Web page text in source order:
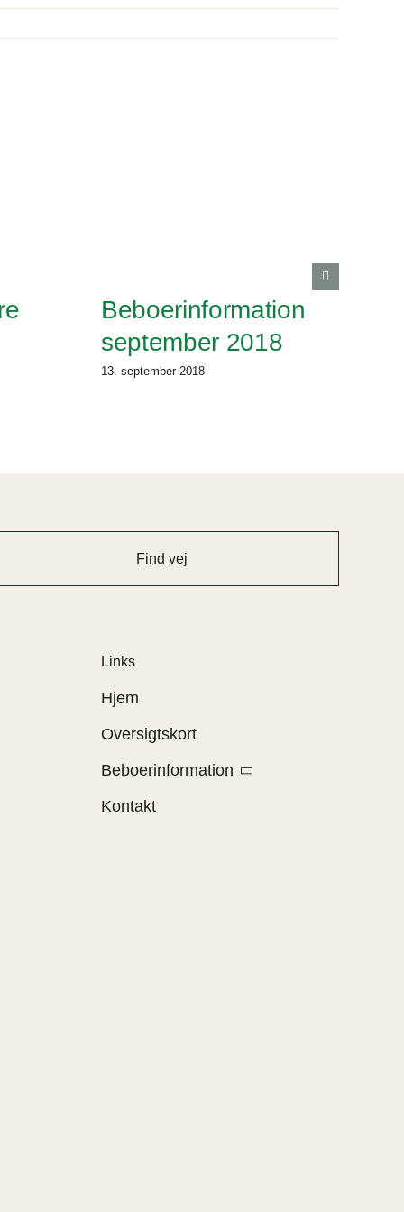
Beboerinformation
september 2018
13. september 2018
Find vej
Links
Hjem
Oversigtskort
Beboerinformation
Kontakt